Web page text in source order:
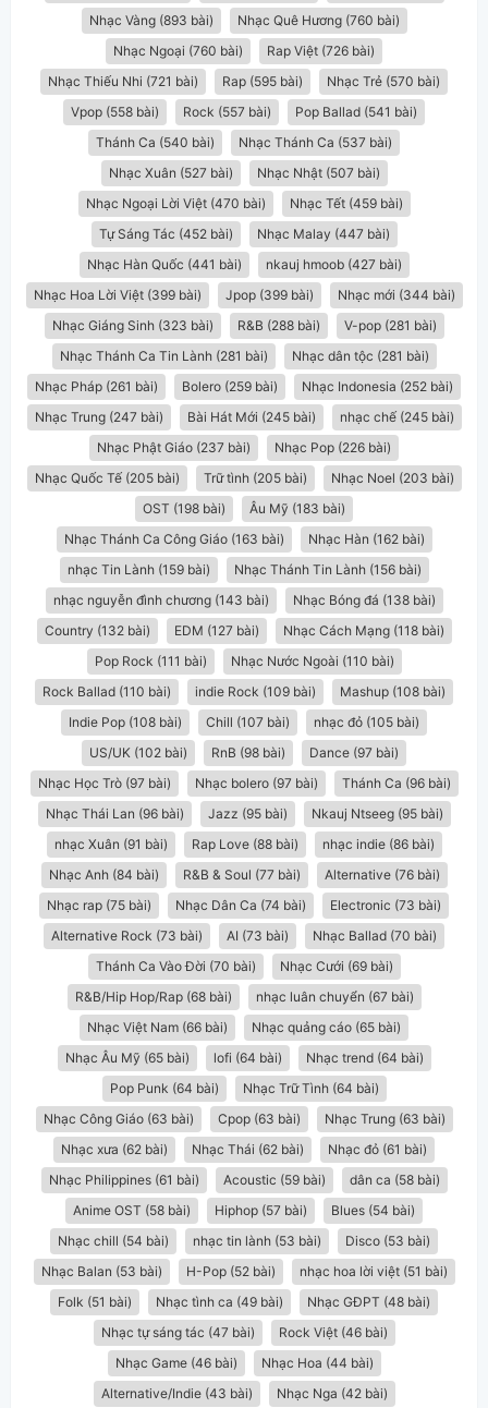
Nhạc Vàng (893 bài)
Nhạc Quê Hương (760 bài)
Nhạc Ngoại (760 bài)
Rap Việt (726 bài)
Nhạc Thiếu Nhi (721 bài)
Rap (595 bài)
Nhạc Trẻ (570 bài)
Vpop (558 bài)
Rock (557 bài)
Pop Ballad (541 bài)
Thánh Ca (540 bài)
Nhạc Thánh Ca (537 bài)
Nhạc Xuân (527 bài)
Nhạc Nhật (507 bài)
Nhạc Ngoại Lời Việt (470 bài)
Nhạc Tết (459 bài)
Tự Sáng Tác (452 bài)
Nhạc Malay (447 bài)
Nhạc Hàn Quốc (441 bài)
nkauj hmoob (427 bài)
Nhạc Hoa Lời Việt (399 bài)
Jpop (399 bài)
Nhạc mới (344 bài)
Nhạc Giáng Sinh (323 bài)
R&B (288 bài)
V-pop (281 bài)
Nhạc Thánh Ca Tin Lành (281 bài)
Nhạc dân tộc (281 bài)
Nhạc Pháp (261 bài)
Bolero (259 bài)
Nhạc Indonesia (252 bài)
Nhạc Trung (247 bài)
Bài Hát Mới (245 bài)
nhạc chế (245 bài)
Nhạc Phật Giáo (237 bài)
Nhạc Pop (226 bài)
Nhạc Quốc Tế (205 bài)
Trữ tình (205 bài)
Nhạc Noel (203 bài)
OST (198 bài)
Âu Mỹ (183 bài)
Nhạc Thánh Ca Công Giáo (163 bài)
Nhạc Hàn (162 bài)
nhạc Tin Lành (159 bài)
Nhạc Thánh Tin Lành (156 bài)
nhạc nguyễn đình chương (143 bài)
Nhạc Bóng đá (138 bài)
Country (132 bài)
EDM (127 bài)
Nhạc Cách Mạng (118 bài)
Pop Rock (111 bài)
Nhạc Nước Ngoài (110 bài)
Rock Ballad (110 bài)
indie Rock (109 bài)
Mashup (108 bài)
Indie Pop (108 bài)
Chill (107 bài)
nhạc đỏ (105 bài)
US/UK (102 bài)
RnB (98 bài)
Dance (97 bài)
Nhạc Học Trò (97 bài)
Nhạc bolero (97 bài)
Thánh Ca (96 bài)
Nhạc Thái Lan (96 bài)
Jazz (95 bài)
Nkauj Ntseeg (95 bài)
nhạc Xuân (91 bài)
Rap Love (88 bài)
nhạc indie (86 bài)
Nhạc Anh (84 bài)
R&B & Soul (77 bài)
Alternative (76 bài)
Nhạc rap (75 bài)
Nhạc Dân Ca (74 bài)
Electronic (73 bài)
Alternative Rock (73 bài)
AI (73 bài)
Nhạc Ballad (70 bài)
Thánh Ca Vào Đời (70 bài)
Nhạc Cưới (69 bài)
R&B/Hip Hop/Rap (68 bài)
nhạc luân chuyển (67 bài)
Nhạc Việt Nam (66 bài)
Nhạc quảng cáo (65 bài)
Nhạc Âu Mỹ (65 bài)
lofi (64 bài)
Nhạc trend (64 bài)
Pop Punk (64 bài)
Nhạc Trữ Tình (64 bài)
Nhạc Công Giáo (63 bài)
Cpop (63 bài)
Nhạc Trung (63 bài)
Nhạc xưa (62 bài)
Nhạc Thái (62 bài)
Nhạc đỏ (61 bài)
Nhạc Philippines (61 bài)
Acoustic (59 bài)
dân ca (58 bài)
Anime OST (58 bài)
Hiphop (57 bài)
Blues (54 bài)
Nhạc chill (54 bài)
nhạc tin lành (53 bài)
Disco (53 bài)
Nhạc Balan (53 bài)
H-Pop (52 bài)
nhạc hoa lời việt (51 bài)
Folk (51 bài)
Nhạc tình ca (49 bài)
Nhạc GĐPT (48 bài)
Nhạc tự sáng tác (47 bài)
Rock Việt (46 bài)
Nhạc Game (46 bài)
Nhạc Hoa (44 bài)
Alternative/Indie (43 bài)
Nhạc Nga (42 bài)